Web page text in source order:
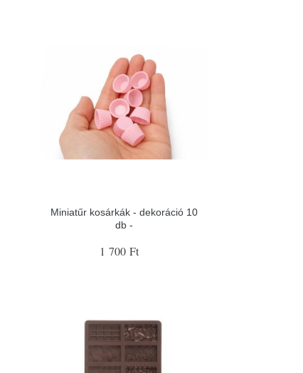
Miniatűr kosárkák - dekoráció 10
db -
1 700 Ft